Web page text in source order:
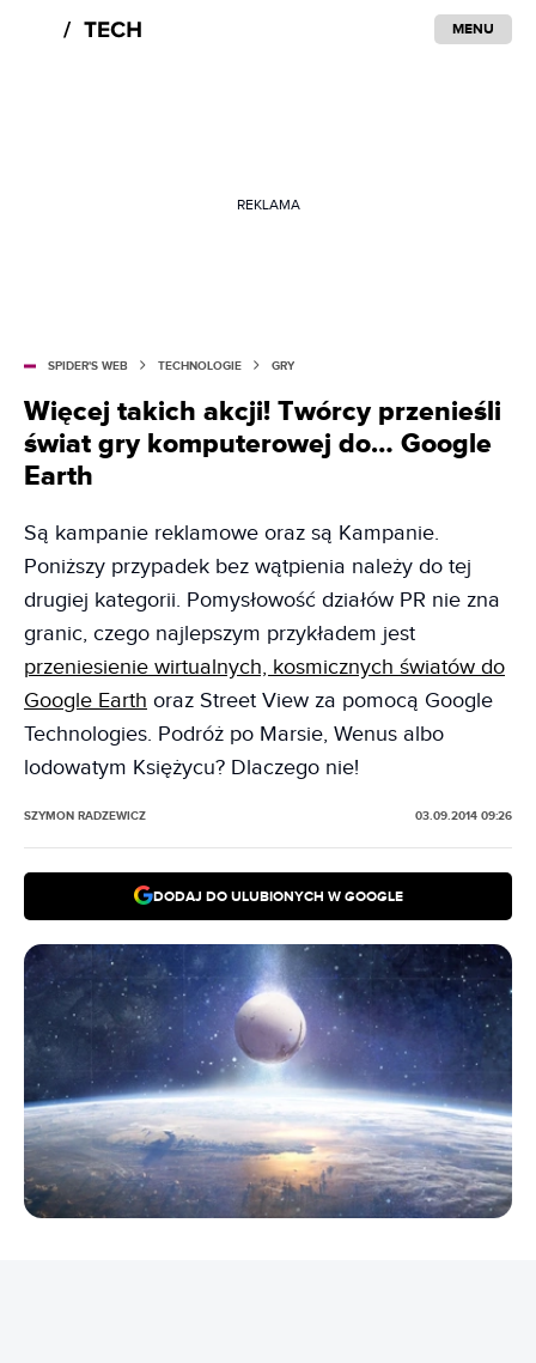
MENU
REKLAMA
SPIDER'S WEB TECHNOLOGIE GRY
Więcej takich akcji! Twórcy przenieśli
świat gry komputerowej do… Google
Earth
Są kampanie reklamowe oraz są Kampanie.
Poniższy przypadek bez wątpienia należy do tej
drugiej kategorii. Pomysłowość działów PR nie zna
granic, czego najlepszym przykładem jest
przeniesienie wirtualnych, kosmicznych światów do
Google Earth oraz Street View za pomocą Google
Technologies. Podróż po Marsie, Wenus albo
lodowatym Księżycu? Dlaczego nie!
SZYMON RADZEWICZ 03.09.2014 09:26
DODAJ DO ULUBIONYCH W GOOGLE